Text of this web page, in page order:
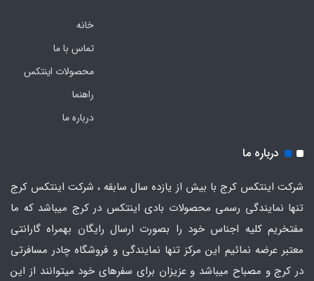
خانه
تماس با ما
محصولات اینتکس
راهنما
درباره ما
درباره ما
شرکت اینتکس کرج با بیش از یازده سال سابقه ، شرکت اینتکس کرج
تنها نمایندگی رسمی محصولات بادی اینتکس در کرج میباشد که ما
مفتخریم کلیه اجناس خود را بصورت ارسال رایگان بهمراه گارانتی
معتبر عرضه نمائیم این مرکز تنها نمایندگی و فروشگاه چادر مسافرتی
در کرج و مصباح میباشد و عزیزان برای سفرهای خود میتوانند از این